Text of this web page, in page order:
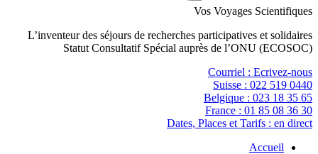
Vos Voyages Scientifiques
L’inventeur des séjours de recherches participatives et solidaires
Statut Consultatif Spécial auprès de l’ONU (ECOSOC)
Courriel : Ecrivez-nous
Suisse : 022 519 0440
Belgique : 023 18 35 65
France : 01 85 08 36 30
Dates, Places et Tarifs : en direct
Accueil